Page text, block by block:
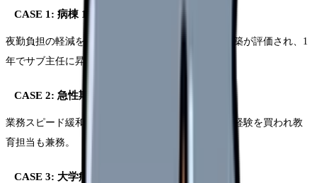
CASE 1: 病棟 15 年 → 訪問看護(42歳)
夜勤負担の軽減を理由に訪問看護へ。1対1の関係構築が評価され、1
年でサブ主任に昇進。年収は微増。
CASE 2: 急性期 → 療養型病院(45歳)
業務スピード緩和とプライベート充実を両立。前職経験を買われ教
育担当も兼務。
CASE 3: 大学病院 → クリニック(46歳)